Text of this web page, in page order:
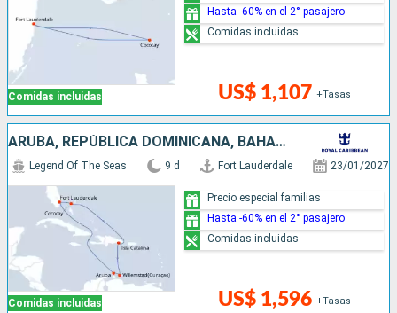
Comidas incluidas US$ 1,107 +Tasas
Hasta -60% en el 2° pasajero
Comidas incluidas
ARUBA, REPÚBLICA DOMINICANA, BAHAMAS, ESTADOS UNIDOS
Comidas incluidas
Legend Of The Seas 9 d Fort Lauderdale 23/01/2027
US$ 1,596 +Tasas
Precio especial familias
Hasta -60% en el 2° pasajero
Comidas incluidas